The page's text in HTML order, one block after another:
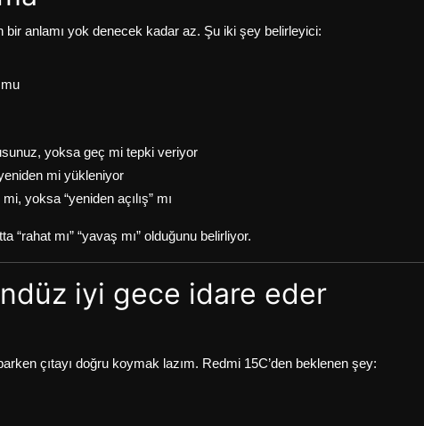
anlamı yok denecek kadar az. Şu iki şey belirleyici:
yoksa geç mi tepki veriyor
mi yükleniyor
yoksa “yeniden açılış” mı
“rahat mı” “yavaş mı” olduğunu belirliyor.
iyi gece idare eder
çıtayı doğru koymak lazım. Redmi 15C’den beklenen şey: